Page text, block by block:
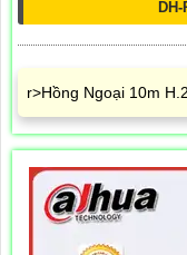
r>Hồng Ngoại 10m